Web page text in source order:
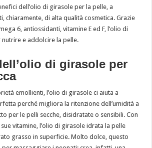
dell’olio di girasole per la pelle, a
chiaramente, di alta qualità cosmetica. Grazie
6, antiossidanti, vitamine E ed F, l’olio di
nutrire e addolcire la pelle.
di girasole per
emollienti, l’olio di girasole ci aiuta a
perché migliora la ritenzione dell’umidità a
per le pelli secche, disidratate o sensibili. Con
vitamine, l’olio di girasole idrata la pelle
grasso in superficie. Molto dolce, questo